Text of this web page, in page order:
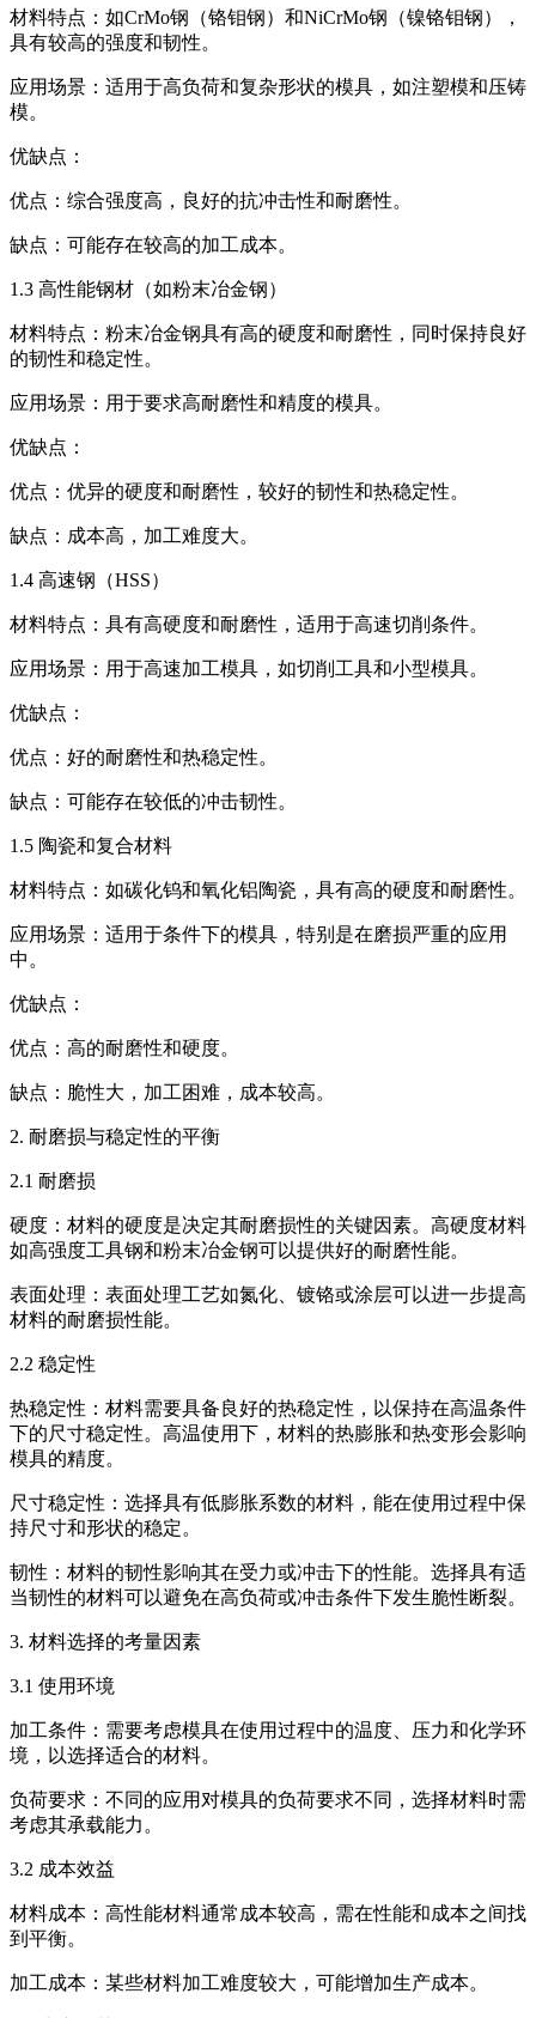
材料特点：如CrMo钢（铬钼钢）和NiCrMo钢（镍铬钼钢），
具有较高的强度和韧性。
应用场景：适用于高负荷和复杂形状的模具，如注塑模和压铸
模。
优缺点：
优点：综合强度高，良好的抗冲击性和耐磨性。
缺点：可能存在较高的加工成本。
1.3 高性能钢材（如粉末冶金钢）
材料特点：粉末冶金钢具有高的硬度和耐磨性，同时保持良好
的韧性和稳定性。
应用场景：用于要求高耐磨性和精度的模具。
优缺点：
优点：优异的硬度和耐磨性，较好的韧性和热稳定性。
缺点：成本高，加工难度大。
1.4 高速钢（HSS）
材料特点：具有高硬度和耐磨性，适用于高速切削条件。
应用场景：用于高速加工模具，如切削工具和小型模具。
优缺点：
优点：好的耐磨性和热稳定性。
缺点：可能存在较低的冲击韧性。
1.5 陶瓷和复合材料
材料特点：如碳化钨和氧化铝陶瓷，具有高的硬度和耐磨性。
应用场景：适用于条件下的模具，特别是在磨损严重的应用
中。
优缺点：
优点：高的耐磨性和硬度。
缺点：脆性大，加工困难，成本较高。
2. 耐磨损与稳定性的平衡
2.1 耐磨损
硬度：材料的硬度是决定其耐磨损性的关键因素。高硬度材料
如高强度工具钢和粉末冶金钢可以提供好的耐磨性能。
表面处理：表面处理工艺如氮化、镀铬或涂层可以进一步提高
材料的耐磨损性能。
2.2 稳定性
热稳定性：材料需要具备良好的热稳定性，以保持在高温条件
下的尺寸稳定性。高温使用下，材料的热膨胀和热变形会影响
模具的精度。
尺寸稳定性：选择具有低膨胀系数的材料，能在使用过程中保
持尺寸和形状的稳定。
韧性：材料的韧性影响其在受力或冲击下的性能。选择具有适
当韧性的材料可以避免在高负荷或冲击条件下发生脆性断裂。
3. 材料选择的考量因素
3.1 使用环境
加工条件：需要考虑模具在使用过程中的温度、压力和化学环
境，以选择适合的材料。
负荷要求：不同的应用对模具的负荷要求不同，选择材料时需
考虑其承载能力。
3.2 成本效益
材料成本：高性能材料通常成本较高，需在性能和成本之间找
到平衡。
加工成本：某些材料加工难度较大，可能增加生产成本。